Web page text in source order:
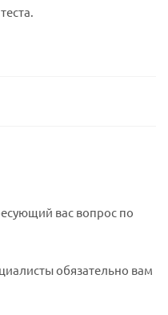
вас вопрос по
обязательно вам